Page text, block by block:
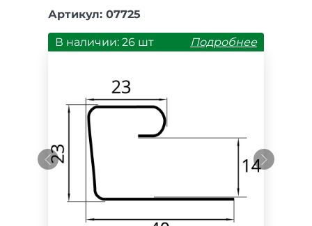
bezhevyy-
mm.jpg
Артикул: 07725
В наличии: 26 шт Подробнее